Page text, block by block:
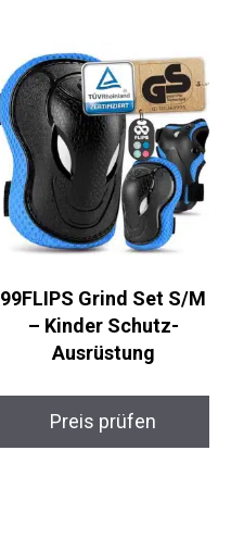
S/M – Kinder Schutz-
Ausrüstung